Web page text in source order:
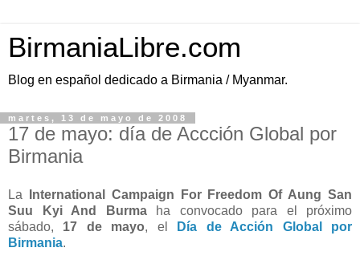
BirmaniaLibre.com
Blog en español dedicado a Birmania / Myanmar.
martes, 13 de mayo de 2008
17 de mayo: día de Accción Global por
Birmania
La
International Campaign For Freedom Of Aung San
Suu Kyi And Burmaha convocado para el próximo
sábado, 17 de mayo, el
Día de Acción Global por
Birmania.